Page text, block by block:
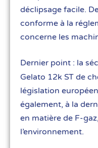
déclipsage facile.
conforme à la
concerne les
Dernier point : la
Gelato 12k ST de
législation
également, à la
en matière de F-
l’environnement.